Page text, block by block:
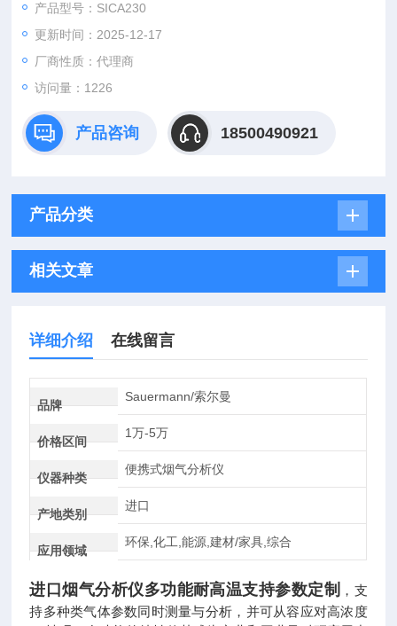
产品型号：SICA230
更新时间：2025-12-17
厂商性质：代理商
访问量：1226
产品咨询 18500490921
产品分类
相关文章
详细介绍 在线留言
品牌
Sauermann/索尔曼
价格区间
1万-5万
仪器种类
便携式烟气分析仪
产地类别
进口
应用领域
环保,化工,能源,建材/家具,综合
进口烟气分析仪多功能耐高温支持参数定制 ， 支
持多种类气体参数同时测量与分析，并可从容应对高浓度